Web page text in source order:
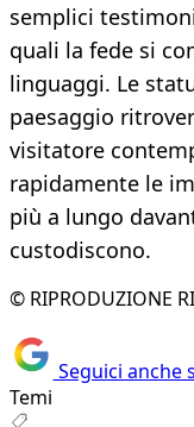
semplici
quali la fede si
linguaggi. Le
paesaggio
visitatore
rapidamente le
più a lungo
custodiscono.
© RIPRODUZIONE
Seguici anche
Temi